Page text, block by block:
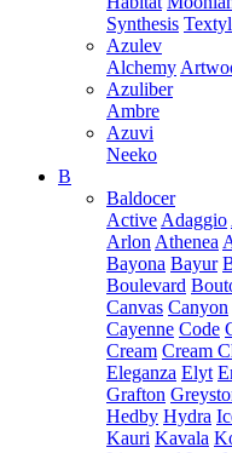
Synthesis
Azulev
Alchemy
Azuliber
Ambre
Azuvi
Neeko
B
Baldocer
Active Adaggio
Arlon Athenea
Bayona Bayur
Boulevard
Canvas Canyon
Cayenne Code
Cream Cream
Eleganza Elyt
Grafton
Hedby Hydra
Kauri Kavala